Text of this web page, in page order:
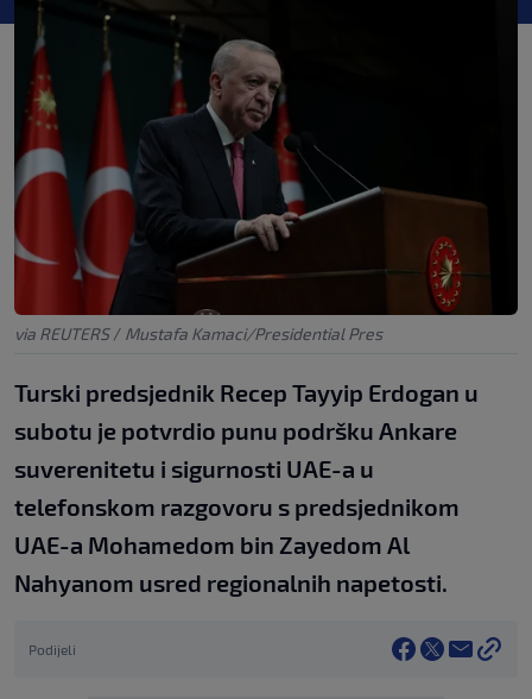
via REUTERS / Mustafa Kamaci/Presidential Pres
Turski predsjednik Recep Tayyip Erdogan u
subotu je potvrdio punu podršku Ankare
suverenitetu i sigurnosti UAE-a u
telefonskom razgovoru s predsjednikom
UAE-a Mohamedom bin Zayedom Al
Nahyanom usred regionalnih napetosti.
Podijeli